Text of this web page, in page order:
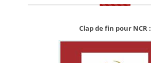
Clap de fin pour NCR :